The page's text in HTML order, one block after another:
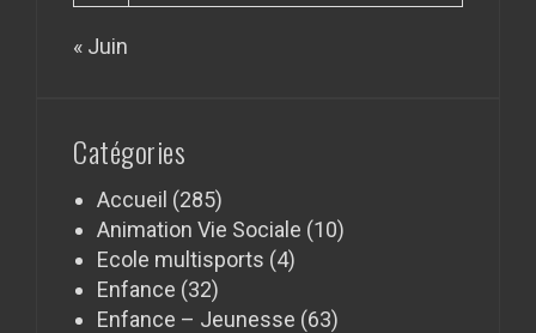
« Juin
Catégories
Accueil (285)
Animation Vie Sociale (10)
Ecole multisports (4)
Enfance (32)
Enfance – Jeunesse (63)